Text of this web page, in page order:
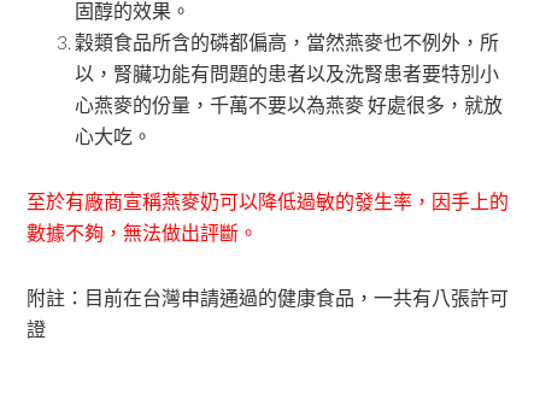
固醇的效果。
穀類食品所含的磷都偏高，當然燕麥也不例外，所
以，腎臟功能有問題的患者以及洗腎患者要特別小
心燕麥的份量，千萬不要以為燕麥 好處很多，就放
心大吃。
至於有廠商宣稱燕麥奶可以降低過敏的發生率，因手上的
數據不夠，無法做出評斷。
附註：目前在台灣申請通過的健康食品，一共有八張許可
證